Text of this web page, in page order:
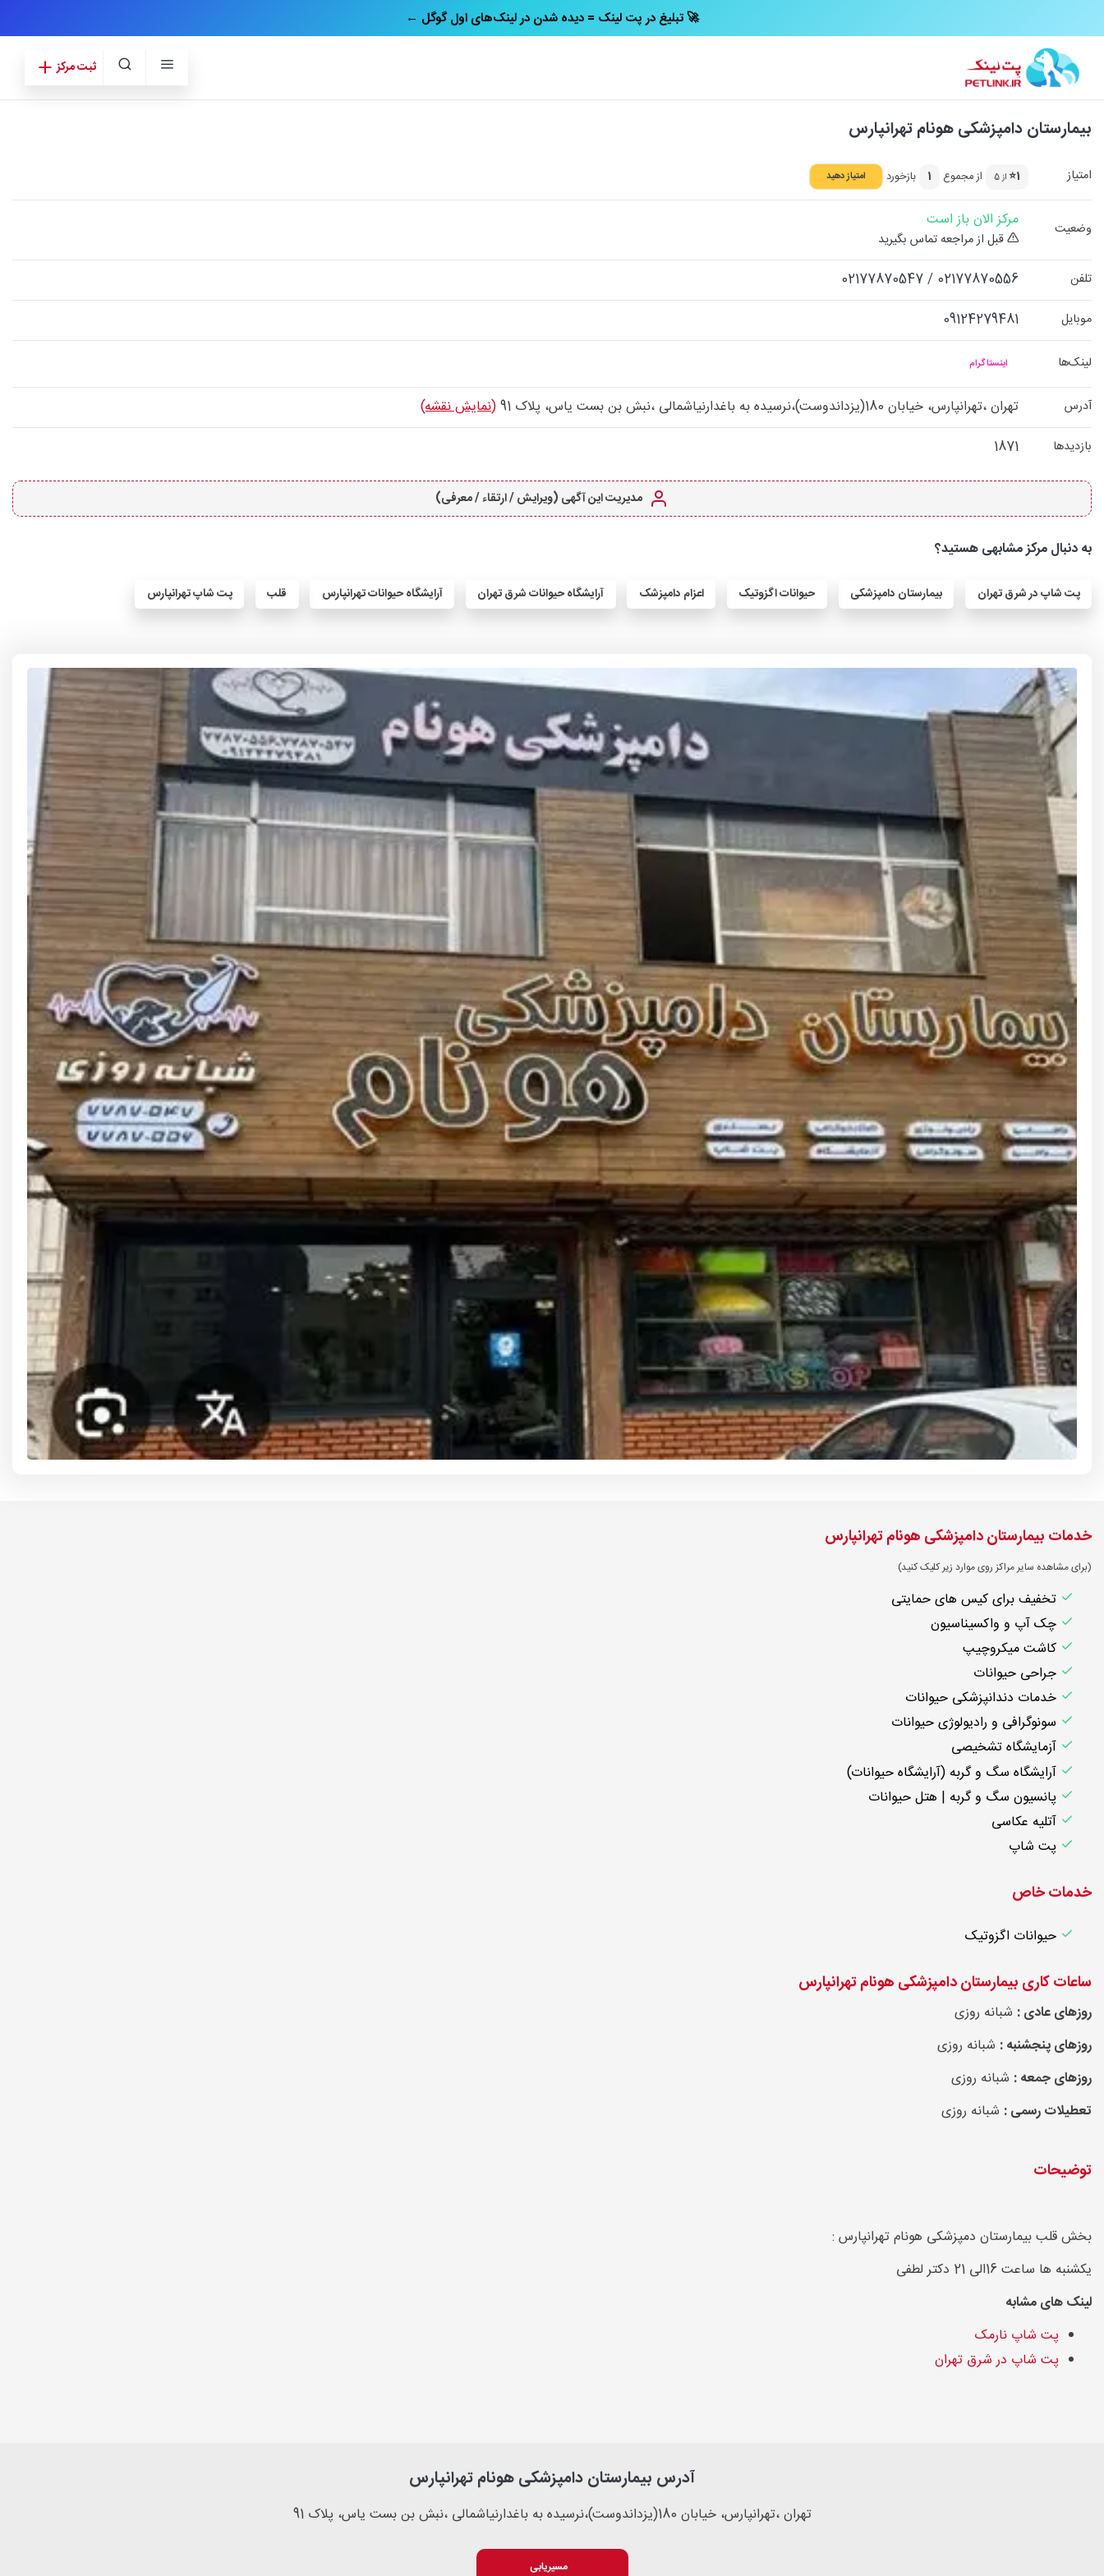
← تبلیغ در پت‌ لینک = دیده شدن در لینک‌های اول گوگل 🚀
ثبت مرکز
بیمارستان دامپزشکی هونام تهرانپارس
امتیاز 1⭐ از 5 از مجموع 1 بازخورد امتیاز دهید
وضعیت مرکز الان باز است
قبل از مراجعه تماس بگیرید
تلفن
02177870556
/
02177870547
موبایل 09124279481
لینک‌ها اینستاگرام
آدرس تهران ،تهرانپارس، خیابان 180(یزداندوست)،نرسیده به باغدارنیاشمالی ،نبش بن بست یاس، پلاک 91 (نمایش نقشه)
بازدیدها 1871
مدیریت این آگهی (ویرایش / ارتقاء / معرفی)
به دنبال مرکز مشابهی هستید؟
پت شاپ در شرق تهران بیمارستان دامپزشکی حیوانات اگزوتیک اعزام دامپزشک آرایشگاه حیوانات شرق تهران آرایشگاه حیوانات تهرانپارس قلب پت شاپ تهرانپارس
خدمات بیمارستان دامپزشکی هونام تهرانپارس
(برای مشاهده سایر مراکز روی موارد زیر کلیک کنید)
تخفیف برای کیس های حمایتی
چک آپ و واکسیناسیون
کاشت میکروچیپ
جراحی حیوانات
خدمات دندانپزشکی حیوانات
سونوگرافی و رادیولوژی حیوانات
آزمایشگاه تشخیصی
آرایشگاه سگ و گربه (آرایشگاه حیوانات)
پانسیون سگ و گربه | هتل حیوانات
آتلیه عکاسی
پت شاپ
خدمات خاص
حیوانات اگزوتیک
ساعات کاری بیمارستان دامپزشکی هونام تهرانپارس
روزهای عادی : شبانه روزی
روزهای پنجشنبه : شبانه روزی
روزهای جمعه : شبانه روزی
تعطیلات رسمی : شبانه روزی
توضیحات
بخش قلب بیمارستان دمپزشکی هونام تهرانپارس :
یکشنبه ها ساعت 16الی 21 دکتر لطفی
لینک های مشابه
پت شاپ نارمک
پت شاپ در شرق تهران
آدرس بیمارستان دامپزشکی هونام تهرانپارس
تهران ،تهرانپارس، خیابان 180(یزداندوست)،نرسیده به باغدارنیاشمالی ،نبش بن بست یاس، پلاک 91
مسیریابی